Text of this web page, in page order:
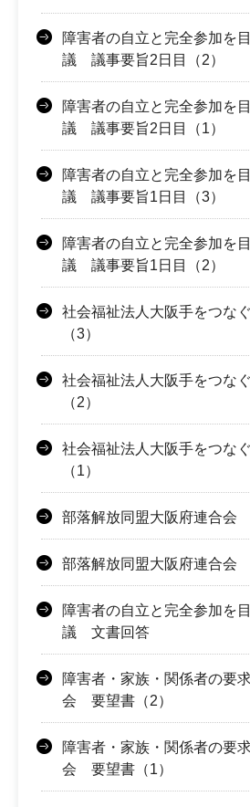
障害者の自立と完全参加を
議 議事要旨2日目（2）
障害者の自立と完全参加を
議 議事要旨2日目（1）
障害者の自立と完全参加を
議 議事要旨1日目（3）
障害者の自立と完全参加を
議 議事要旨1日目（2）
社会福祉法人大阪手をつな
（3）
社会福祉法人大阪手をつな
（2）
社会福祉法人大阪手をつな
（1）
部落解放同盟大阪府連合会
部落解放同盟大阪府連合会
障害者の自立と完全参加を
議 文書回答
障害者・家族・関係者の要
会 要望書（2）
障害者・家族・関係者の要
会 要望書（1）